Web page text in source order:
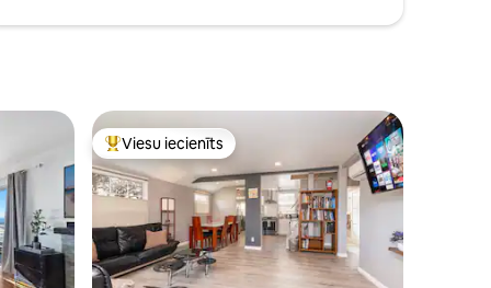
Populārs viesu iecienīts mājoklis
Viesu iecienīts